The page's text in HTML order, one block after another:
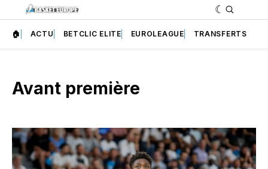
🏠 ACTU BETCLIC ELITE EUROLEAGUE TRANSFERTS
Avant première